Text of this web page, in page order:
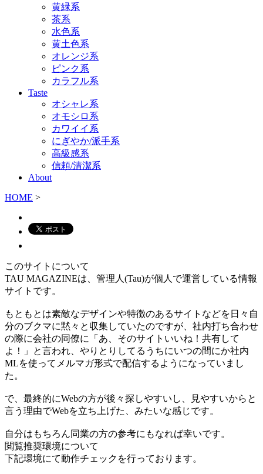
黄緑系
茶系
水色系
黄土色系
オレンジ系
ピンク系
カラフル系
Taste
オシャレ系
オモシロ系
カワイイ系
にぎやか/派手系
高級感系
信頼/清潔系
About
HOME >
このサイトについて
TAU MAGAZINEは、管理人(Tau)が個人で運営している情報
サイトです。
もともとは素敵なデザインや特徴のあるサイトなどを日々自
分のブクマに黙々と収集していたのですが、社内打ち合わせ
の際に会社の同僚に「あ、そのサイトいいね！共有して
よ！」と言われ、やりとりしてるうちにいつの間にか社内
MLを使ってメルマガ形式で配信するようになっていまし
た。
で、最終的にWebの方が後々探しやすいし、見やすいからと
言う理由でWebを立ち上げた、みたいな感じです。
自分はもちろん同業の方の参考にもなれば幸いです。
閲覧推奨環境について
下記環境にて動作チェックを行っております。